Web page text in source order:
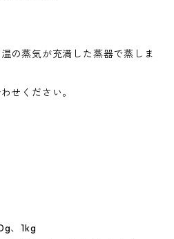
の蒸気が充満した蒸器で蒸しま
せください。
、1kg